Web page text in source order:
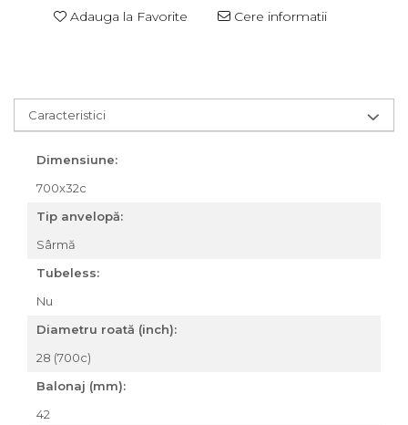
Za conectare rapidă
Manete combo
Piese manete
Manete schimbător
Accesorii
Manșoane
Pedale
Pinioane
Pipe
Roți
Roți spate
Adauga la Favorite Cere informatii
Caracteristici
Dimensiune:
700x32c
Tip anvelopă:
Sârmă
Tubeless:
Nu
Diametru roată (inch):
28 (700c)
Balonaj (mm):
42